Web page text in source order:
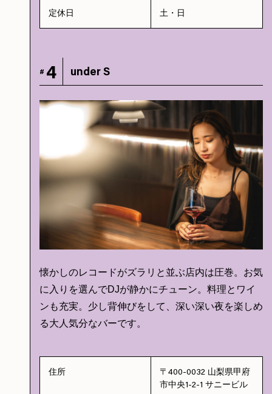
定休日 土・日
# 4 under S
懐かしのレコードがズラリと並ぶ店内は圧巻。お気
に入りを選んでDJが静かにチューン。料理とワイ
ンも充実。少し背伸びをして、深い深い夜を楽しめ
る大人気分なバーです。
住所
〒400-0032 山梨県甲府
市中央1-2-1 サニービル